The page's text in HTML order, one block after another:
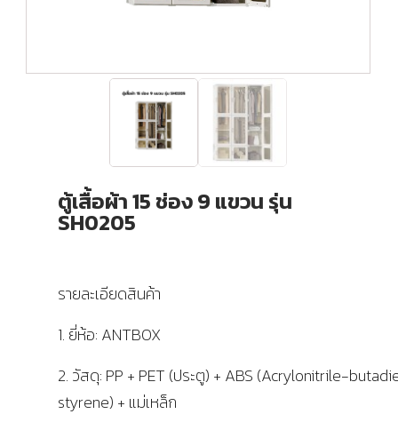
ตู้เสื้อผ้า 15 ช่อง 9 แขวน รุ่น
SH0205
รายละเอียดสินค้า
1. ยี่ห้อ: ANTBOX
2. วัสดุ: PP + PET (ประตู) + ABS (Acrylonitrile-
styrene) + แม่เหล็ก